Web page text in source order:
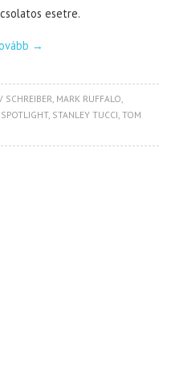
esetre.
→
SCHREIBER, MARK RUFFALO,
SPOTLIGHT, STANLEY TUCCI,TOM